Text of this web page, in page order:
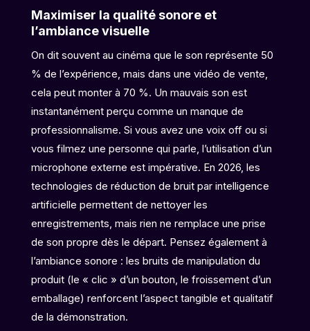
Maximiser la qualité sonore et
l’ambiance visuelle
On dit souvent au cinéma que le son représente 50
% de l’expérience, mais dans une vidéo de vente,
cela peut monter à 70 %. Un mauvais son est
instantanément perçu comme un manque de
professionnalisme. Si vous avez une voix off ou si
vous filmez une personne qui parle, l’utilisation d’un
microphone externe est impérative. En 2026, les
technologies de réduction de bruit par intelligence
artificielle permettent de nettoyer les
enregistrements, mais rien ne remplace une prise
de son propre dès le départ. Pensez également à
l’ambiance sonore : les bruits de manipulation du
produit (le « clic » d’un bouton, le froissement d’un
emballage) renforcent l’aspect tangible et qualitatif
de la démonstration.